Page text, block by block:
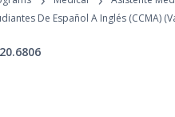
De Español A Inglés (CCMA)